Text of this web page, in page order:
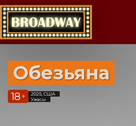
Обезьяна
18 +
2025, США
Ужасы